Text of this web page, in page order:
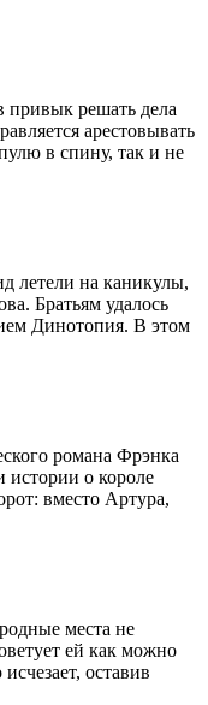
решать дела
арестовывать
в спину, так и не
летели на каникулы,
Братьям удалось
Динотопия. В этом
романа Фрэнка
о короле
вместо Артура,
места не
ей как можно
оставив